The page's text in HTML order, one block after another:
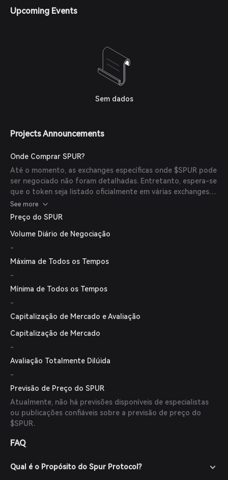
planejamento do TGE e listagem oficial do token no terceiro
Upcoming Events
Sem dados
Projects Announcements
Onde Comprar SPUR?
Até o momento, as exchanges específicas onde $SPUR pode
ser negociado não foram detalhadas. Entretanto, espera-se
que o token seja listado oficialmente em várias exchanges
no terceiro trimestre de 2025.
See more
Preço do SPUR
Volume Diário de Negociação
-
Máxima de Todos os Tempos
-
Mínima de Todos os Tempos
-
Capitalização de Mercado e Avaliação
Capitalização de Mercado
-
Avaliação Totalmente Dilúida
-
Previsão de Preço do SPUR
Atualmente, não há previsões disponíveis de especialistas
ou publicações confiáveis sobre a previsão de preço do
$SPUR.
FAQ
Qual é o Propósito do Spur Protocol?